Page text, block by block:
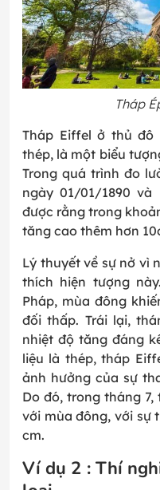
Tháp
Tháp Eiffel ở thủ đô
thép, là một biểu
Trong quá trình đo
ngày 01/01/1890 và
được rằng trong
tăng cao thêm hơn
Lý thuyết về sự nở vì
thích hiện tượng
Pháp, mùa đông
đối thấp. Trái lại,
nhiệt độ tăng đáng
liệu là thép, tháp
ảnh hưởng của sự
Do đó, trong tháng
với mùa đông, với sự
cm.
Ví dụ 2 : Thí